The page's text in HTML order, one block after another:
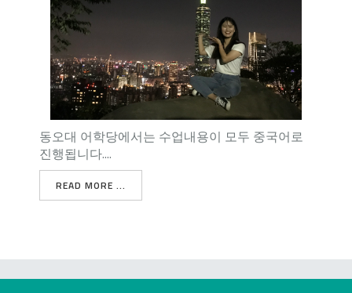
동오대 어학당에서는 수업내용이 모두 중국어로
진행됩니다....
READ MORE ...